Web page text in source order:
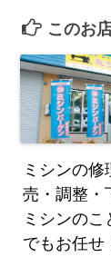
このお
ミシンの修
売・調整・
ミシンのこ
でもお任せ